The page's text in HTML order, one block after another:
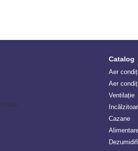
Catalog
Aer
Aer
Ventilație
Сazane